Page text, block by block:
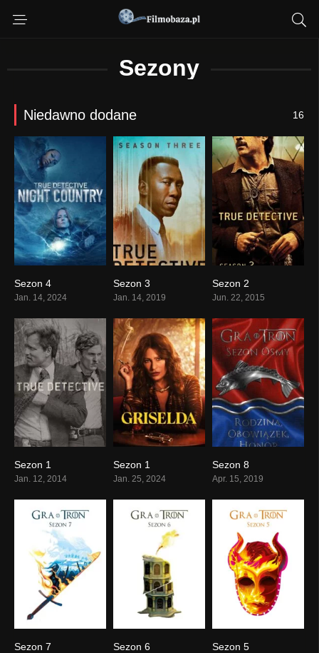
Sezony
Niedawno dodane 16
Sezon 4
Jan. 14, 2024
Sezon 3
Jan. 14, 2019
Sezon 2
Jun. 22, 2015
Sezon 1
Jan. 12, 2014
Sezon 1
Jan. 25, 2024
Sezon 8
Apr. 15, 2019
Sezon 7 Sezon 6 Sezon 5